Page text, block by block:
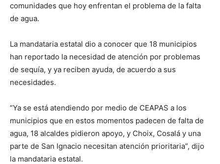
comunidades que hoy enfrentan el problema de la falta
de agua.
La mandataria estatal dio a conocer que 18 municipios
han reportado la necesidad de atención por problemas
de sequía, y ya reciben ayuda, de acuerdo a sus
necesidades.
“Ya se está atendiendo por medio de CEAPAS a los
municipios que en estos momentos padecen de falta de
agua, 18 alcaldes pidieron apoyo, y Choix, Cosalá y una
parte de San Ignacio necesitan atención prioritaria”, dijo
la mandataria estatal.